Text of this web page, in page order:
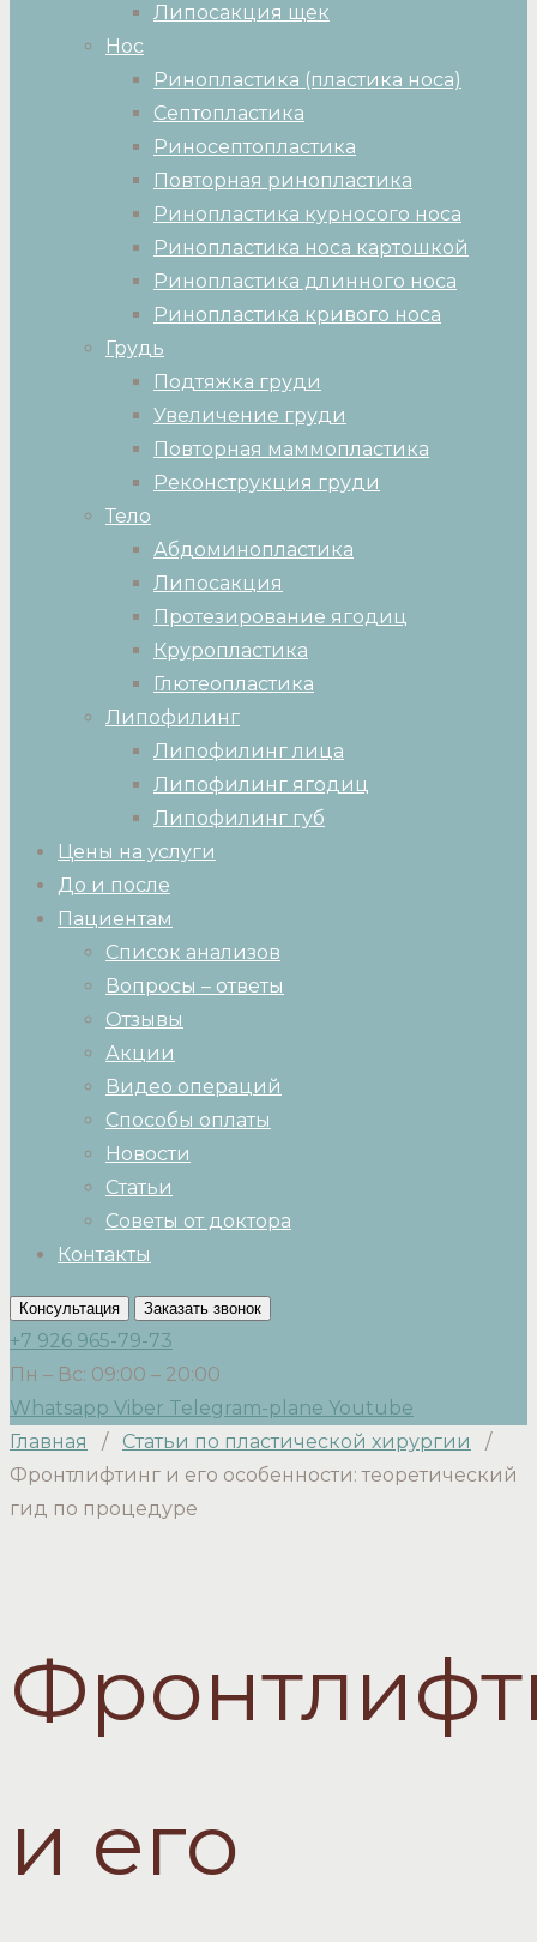
Липосакция щек
Нос
Ринопластика (пластика носа)
Септопластика
Риносептопластика
Повторная ринопластика
Ринопластика курносого носа
Ринопластика носа картошкой
Ринопластика длинного носа
Ринопластика кривого носа
Грудь
Подтяжка груди
Увеличение груди
Повторная маммопластика
Реконструкция груди
Тело
Абдоминопластика
Липосакция
Протезирование ягодиц
Круропластика
Глютеопластика
Липофилинг
Липофилинг лица
Липофилинг ягодиц
Липофилинг губ
Цены на услуги
До и после
Пациентам
Список анализов
Вопросы – ответы
Отзывы
Акции
Видео операций
Способы оплаты
Новости
Статьи
Советы от доктора
Контакты
Консультация Заказать звонок
+7 926 965-79-73
Пн – Вс: 09:00 – 20:00
Whatsapp Viber Telegram-plane Youtube
Главная
/ Статьи по пластической хирургии
/
Фронтлифтинг и его особенности: теоретический
гид по процедуре
и его